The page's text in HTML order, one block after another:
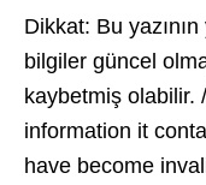
Dikkat: Bu
bilgiler güncel
kaybetmiş olabilir.
information it
have become